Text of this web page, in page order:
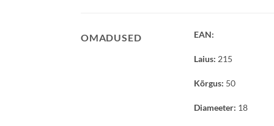
OMADUSED EAN:
Laius: 215
Kõrgus: 50
Diameeter: 18